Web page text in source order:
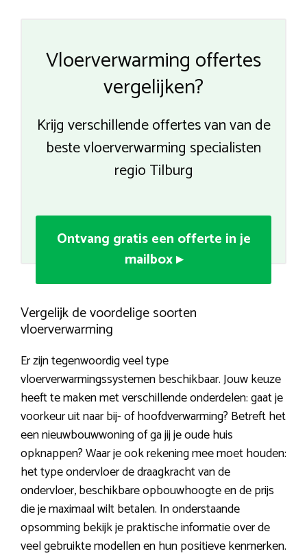
Vloerverwarming offertes
vergelijken?
Krijg verschillende offertes van van de
beste vloerverwarming specialisten
regio Tilburg
Ontvang gratis een offerte in je
mailbox ▸
Vergelijk de voordelige soorten
vloerverwarming
Er zijn tegenwoordig veel type
vloerverwarmingssystemen beschikbaar. Jouw keuze
heeft te maken met verschillende onderdelen: gaat je
voorkeur uit naar bij- of hoofdverwarming? Betreft het
een nieuwbouwwoning of ga jij je oude huis
opknappen? Waar je ook rekening mee moet houden:
het type ondervloer de draagkracht van de
ondervloer, beschikbare opbouwhoogte en de prijs
die je maximaal wilt betalen. In onderstaande
opsomming bekijk je praktische informatie over de
veel gebruikte modellen en hun positieve kenmerken.